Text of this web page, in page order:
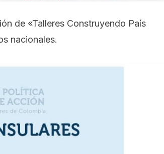
de «Talleres Construyendo País
nacionales.